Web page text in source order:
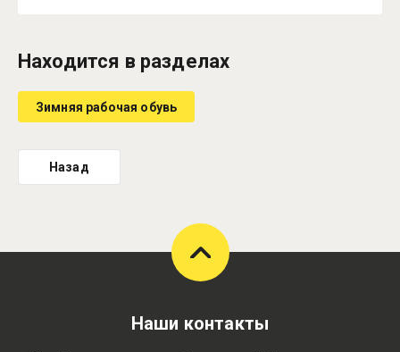
Находится в разделах
Зимняя рабочая обувь
Назад
Наши контакты